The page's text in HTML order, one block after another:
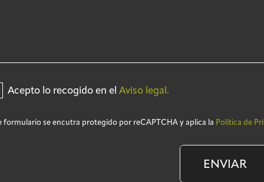
Acepto lo recogido en elAviso legal.
formulario se encutra protegido por reCAPTCHA y aplica la Política de
ENVIAR